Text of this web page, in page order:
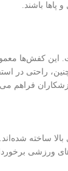
باشند.
معمولاً
راحتی
فراهم
ساخته
ورزشی